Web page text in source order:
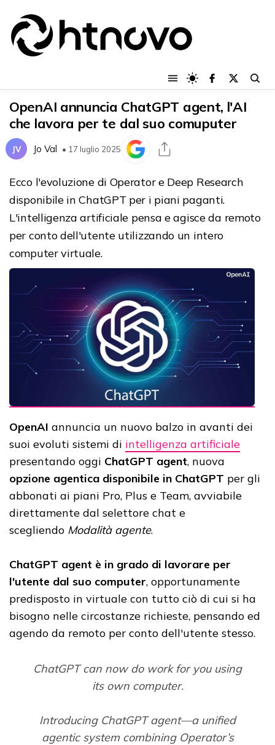
OpenAI annuncia ChatGPT agent, l'AI
che lavora per te dal suo comuputer
JV Jo Val • 17 luglio 2025
Ecco l'evoluzione di Operator e Deep Research
disponibile in ChatGPT per i piani paganti.
L'intelligenza artificiale pensa e agisce da remoto
per conto dell'utente utilizzando un intero
computer virtuale.
OpenAI annuncia un nuovo balzo in avanti dei
suoi evoluti sistemi di intelligenza artificiale
presentando oggi ChatGPT agent, nuova
opzione agentica disponibile in ChatGPT per gli
abbonati ai piani Pro, Plus e Team, avviabile
direttamente dal selettore chat e
scegliendo Modalità agente.
ChatGPT agent è in grado di lavorare per
l'utente dal suo computer, opportunamente
predisposto in virtuale con tutto ciò di cui si ha
bisogno nelle circostanze richieste, pensando ed
agendo da remoto per conto dell'utente stesso.
ChatGPT can now do work for you using
its own computer.
Introducing ChatGPT agent—a unified
agentic system combining Operator’s